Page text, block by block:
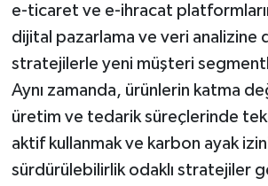
e-ticaret ve e-ihracat
dijital pazarlama ve veri analizine
stratejilerle yeni müşteri
Aynı zamanda, ürünlerin katma
üretim ve tedarik süreçlerinde
aktif kullanmak ve karbon ayak
sürdürülebilirlik odaklı stratejiler